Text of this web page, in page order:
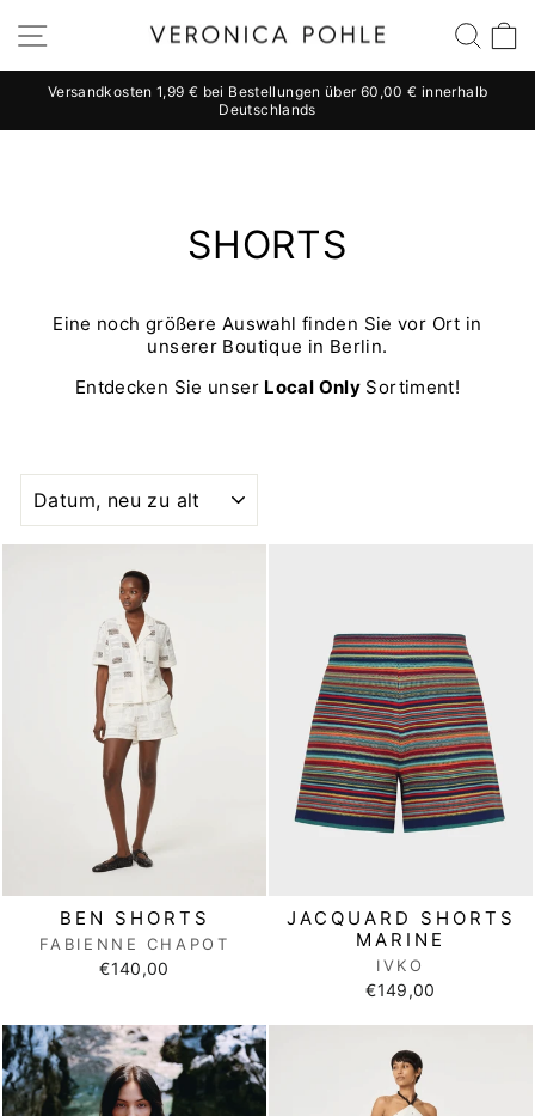
zum
Seitennavigation
Pause
Diashow
Versandkosten 1,99 € bei Bestellungen über 60,00 € innerhalb
Deutschlands
SHORTS
Eine noch größere Auswahl finden Sie vor Ort in
unserer Boutique in Berlin.
Entdecken Sie unser Local Only Sortiment!
SORTIEREN
BEN SHORTS
FABIENNE CHAPOT
€140,00
JACQUARD SHORTS
MARINE
IVKO
€149,00